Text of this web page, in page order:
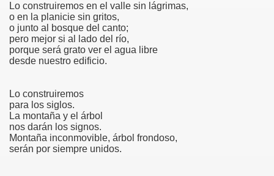
Lo construiremos en el valle sin lágrimas,
o en la planicie sin gritos,
o junto al bosque del canto;
pero mejor si al lado del río,
porque será grato ver el agua libre
desde nuestro edificio.
Lo construiremos
para los siglos.
La montaña y el árbol
nos darán los signos.
Montaña inconmovible, árbol frondoso,
serán por siempre unidos.